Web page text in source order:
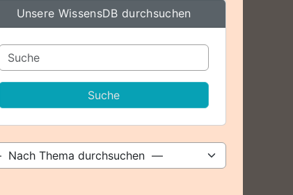
Unsere WissensDB durchsuchen